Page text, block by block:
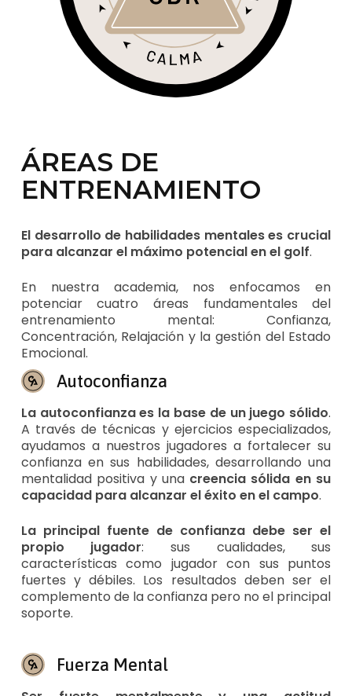
ÁREAS DE
ENTRENAMIENTO
El desarrollo de habilidades mentales es crucial
para alcanzar el máximo potencial en el golf.
En nuestra academia, nos enfocamos en
potenciar cuatro áreas fundamentales del
entrenamiento mental: Confianza,
Concentración, Relajación y la gestión del Estado
Emocional.
Autoconfianza
La autoconfianza es la base de un juego sólido.
A través de técnicas y ejercicios especializados,
ayudamos a nuestros jugadores a fortalecer su
confianza en sus habilidades, desarrollando una
mentalidad positiva y una creencia sólida en su
capacidad para alcanzar el éxito en el campo.
La principal fuente de confianza debe ser el
propio jugador: sus cualidades, sus
características como jugador con sus puntos
fuertes y débiles. Los resultados deben ser el
complemento de la confianza pero no el principal
soporte.
Fuerza Mental